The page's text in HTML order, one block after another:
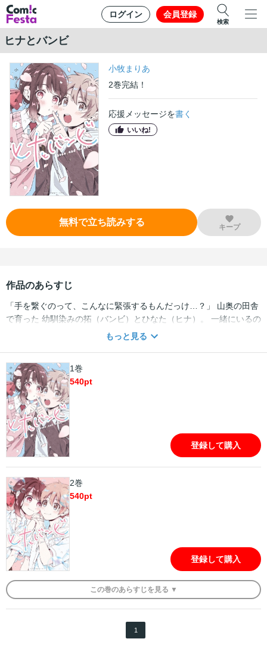
ログイン 会員登録
検索
ヒナとバンビ
小牧まりあ
2巻完結！
応援メッセージを書く
いいね!
無料で立ち読みする キープ
作品のあらすじ
「手を繋ぐのって、こんなに緊張するもんだっけ…？」 山奥の田舎
で育った 幼馴染みの拓（バンビ）とひなた（ヒナ）。 一緒にいるの
が当たり前だった２人は 都会の高校に通うことになり…！ 『好き』
もっと見る
1巻
540pt
登録して購入
2巻
540pt
登録して購入
この巻のあらすじを 見る ▼
1